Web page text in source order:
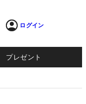
ログイン
プレゼント